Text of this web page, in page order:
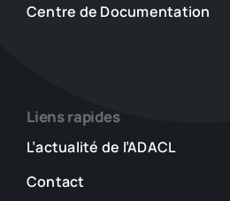
Centre de Documentation
Liens rapides
L’actualité de l’ADACL
Contact